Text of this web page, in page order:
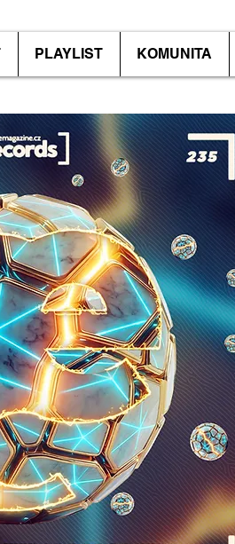
PLAYLIST KOMUNITA